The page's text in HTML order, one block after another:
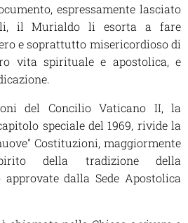
espressamente lasciato
il Murialdo li esorta a fare
e soprattutto misericordioso di
vita spirituale e apostolica, e
del Concilio Vaticano II, la
speciale del 1969, rivide la
Costituzioni, maggiormente
della tradizione della
approvate dalla Sede Apostolica